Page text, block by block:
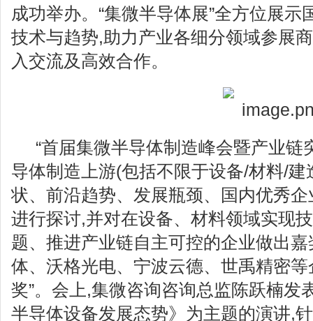
成功举办。“集微半导体展”全方位展示
技术与趋势,助力产业各细分领域参展
入交流及高效合作。
“首届集微半导体制造峰会暨产业链
导体制造上游(包括不限于设备/材料/
状、前沿趋势、发展瓶颈、国内优秀
进行探讨,并对在设备、材料领域实现
题、推进产业链自主可控的企业做出
体、沃格光电、宁波云德、世禹精密等
奖”。会上,集微咨询咨询总监陈跃楠发
半导体设备发展态势》为主题的演讲,